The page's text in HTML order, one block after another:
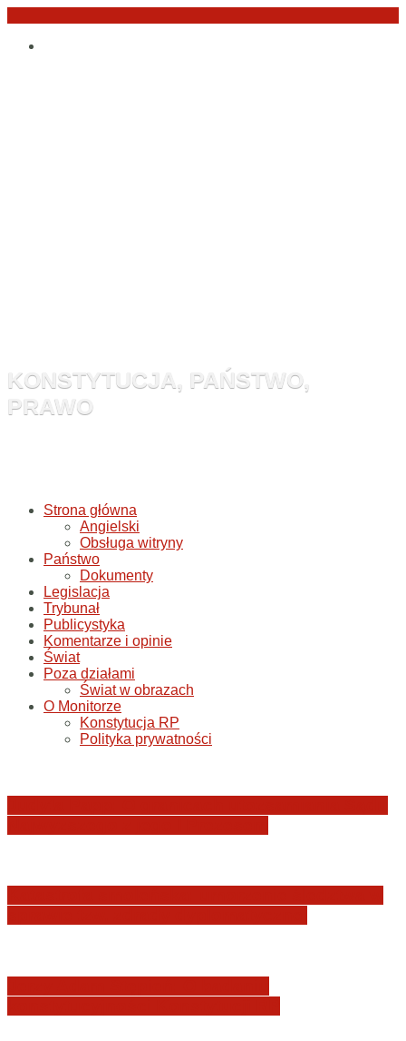
Przejdź
KONSTYTUCJA, PAŃSTWO,
PRAWO
Strona główna
Angielski
Obsługa witryny
Państwo
Dokumenty
Legislacja
Trybunał
Publicystyka
Komentarze i opinie
Świat
Poza działami
Świat w obrazach
O Monitorze
Konstytucja RP
Polityka prywatności